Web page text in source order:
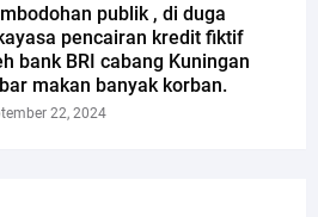
publik , di duga
pencairan kredit fiktif
bank BRI cabang Kuningan
makan banyak korban.
22, 2024